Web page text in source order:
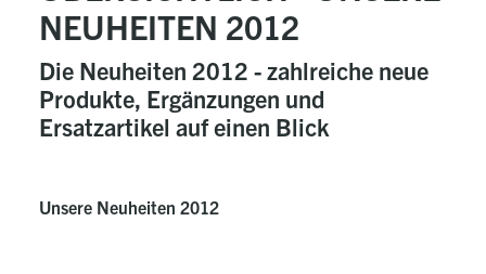
NEUHEITEN 2012
Die Neuheiten 2012 - zahlreiche neue
Produkte, Ergänzungen und
Ersatzartikel auf einen Blick
Unsere Neuheiten 2012